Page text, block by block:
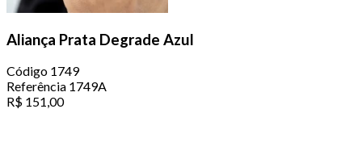
Aliança Prata Degrade Azul
Código 1749
Referência 1749A
R$ 151,00